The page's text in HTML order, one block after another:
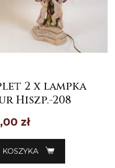
2 x lampka
Hiszp.-208
zł